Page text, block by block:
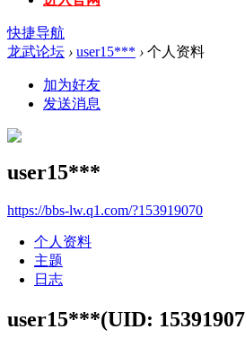
快捷导航
龙武论坛 › user15*** › 个人资料
加为好友
发送消息
user15***
https://bbs-lw.q1.com/?153919070
个人资料
主题
日志
user15***(UID: